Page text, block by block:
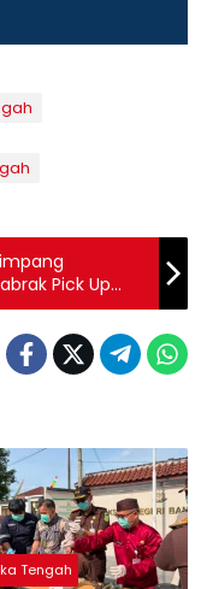
Pick Up
Tengah